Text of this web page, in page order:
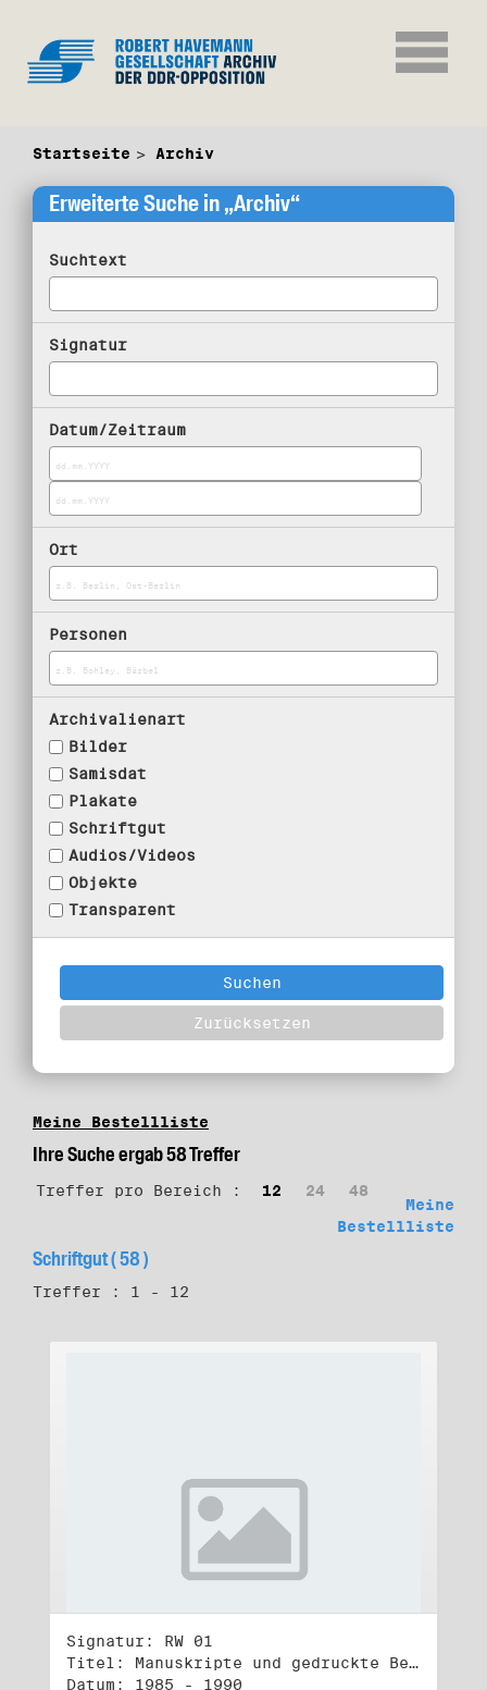
Startseite Archiv
Erweiterte Suche in „Archiv“
Suchtext
Signatur
Datum/Zeitraum
Ort
Personen
Archivalienart
Bilder
Samisdat
Plakate
Schriftgut
Audios/Videos
Objekte
Transparent
Meine Bestellliste
Ihre Suche ergab 58 Treffer
Treffer pro Bereich : 12 24
48
Meine
Bestellliste
Schriftgut ( 58 )
Treffer : 1 - 12
Signatur: RW 01
Titel: Manuskripte und gedruckte Belege (1)
Datum: 1985 - 1990